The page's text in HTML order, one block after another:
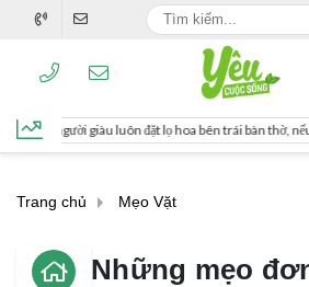
lọ hoa bên trái bàn thờ, nếu đặt bên phải thì sao?
Trang chủ Mẹo Vặt
Những mẹo